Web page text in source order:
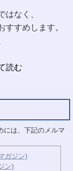
なく、
すめします。
には、下記のメルマ
ガジン)
ン)